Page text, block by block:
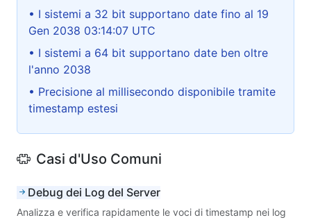
• I sistemi a 32 bit supportano date fino al 19
Gen 2038 03:14:07 UTC
• I sistemi a 64 bit supportano date ben oltre
l'anno 2038
• Precisione al millisecondo disponibile tramite
timestamp estesi
Casi d'Uso Comuni
Debug dei Log del Server
Analizza e verifica rapidamente le voci di timestamp nei log